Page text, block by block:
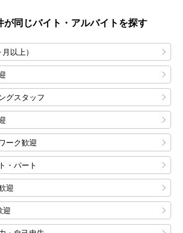
が同じバイト・アルバイトを探す
以上）
グスタッフ
ーク歓迎
・パート
迎
迎